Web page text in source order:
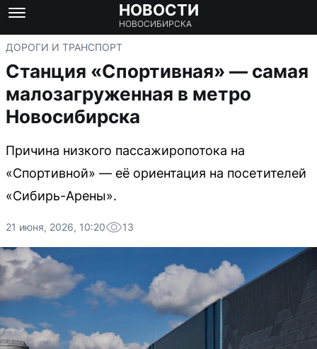
НОВОСТИ
НОВОСИБИРСКА
ДОРОГИ И ТРАНСПОРТ
Станция «Спортивная» — самая
малозагруженная в метро
Новосибирска
Причина низкого пассажиропотока на
«Спортивной» — её ориентация на посетителей
«Сибирь-Арены».
21 июня, 2026, 10:20 13